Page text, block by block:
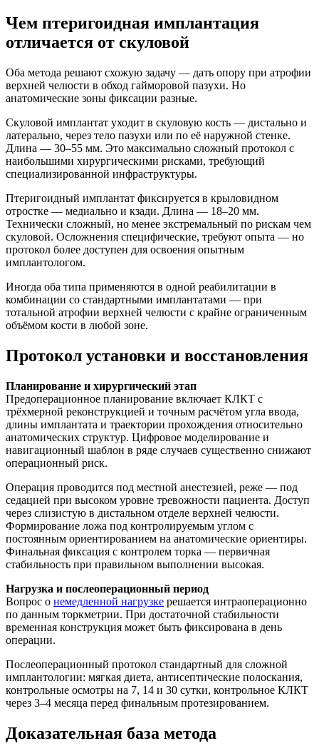
Чем птеригоидная имплантация
отличается от скуловой
Оба метода решают схожую задачу — дать опору при атрофии
верхней челюсти в обход гайморовой пазухи. Но
анатомические зоны фиксации разные.
Скуловой имплантат уходит в скуловую кость — дистально и
латерально, через тело пазухи или по её наружной стенке.
Длина — 30–55 мм. Это максимально сложный протокол с
наибольшими хирургическими рисками, требующий
специализированной инфраструктуры.
Птеригоидный имплантат фиксируется в крыловидном
отростке — медиально и кзади. Длина — 18–20 мм.
Технически сложный, но менее экстремальный по рискам чем
скуловой. Осложнения специфические, требуют опыта — но
протокол более доступен для освоения опытным
имплантологом.
Иногда оба типа применяются в одной реабилитации в
комбинации со стандартными имплантатами — при
тотальной атрофии верхней челюсти с крайне ограниченным
объёмом кости в любой зоне.
Протокол установки и восстановления
Планирование и хирургический этап
Предоперационное планирование включает КЛКТ с
трёхмерной реконструкцией и точным расчётом угла ввода,
длины имплантата и траектории прохождения относительно
анатомических структур. Цифровое моделирование и
навигационный шаблон в ряде случаев существенно снижают
операционный риск.
Операция проводится под местной анестезией, реже — под
седацией при высоком уровне тревожности пациента. Доступ
через слизистую в дистальном отделе верхней челюсти.
Формирование ложа под контролируемым углом с
постоянным ориентированием на анатомические ориентиры.
Финальная фиксация с контролем торка — первичная
стабильность при правильном выполнении высокая.
Нагрузка и послеоперационный период
Вопрос о немедленной нагрузке решается интраоперационно
по данным торкметрии. При достаточной стабильности
временная конструкция может быть фиксирована в день
операции.
Послеоперационный протокол стандартный для сложной
имплантологии: мягкая диета, антисептические полоскания,
контрольные осмотры на 7, 14 и 30 сутки, контрольное КЛКТ
через 3–4 месяца перед финальным протезированием.
Доказательная база метода